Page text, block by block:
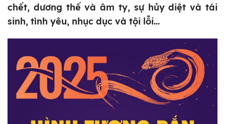
chết, dương thế và âm ty, sự hủy diệt và tái
sinh, tình yêu, nhục dục và tội lỗi...